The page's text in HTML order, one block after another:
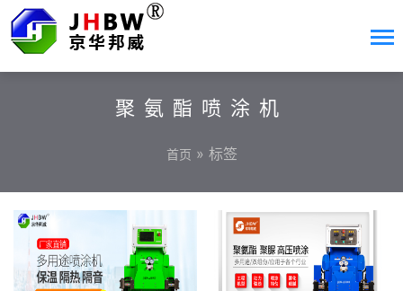
聚氨酯喷涂机
首页 » 标签